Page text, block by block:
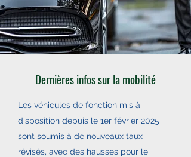
Dernières infos sur la mobilité
Les véhicules de fonction mis à
disposition depuis le 1er février 2025
sont soumis à de nouveaux taux
révisés, avec des hausses pour le